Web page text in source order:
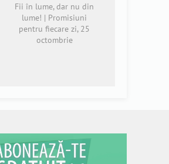
Fii în lume, dar nu din
lume! | Promisiuni
pentru fiecare zi, 25
octombrie